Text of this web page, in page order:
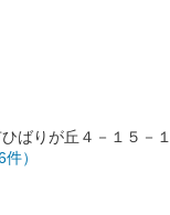
ばりが丘４－１５－１
）